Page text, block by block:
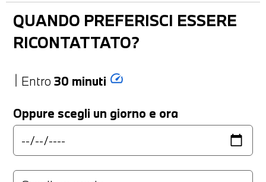
QUANDO PREFERISCI ESSERE
RICONTATTATO?
Entro 30 minuti speed
Oppure scegli un giorno e ora